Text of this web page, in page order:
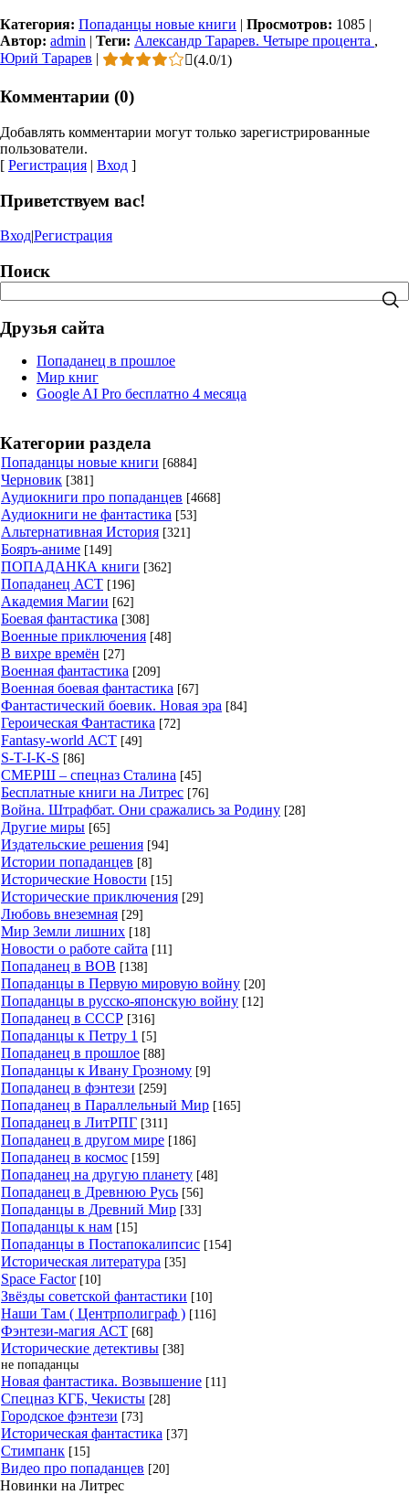
Категория: Попаданцы новые книги | Просмотров: 1085 |
Автор: admin | Теги: Александр Тарарев. Четыре процента ,
Юрий Тарарев | (4.0/1)
Комментарии (0)
Добавлять комментарии могут только зарегистрированные
пользователи.
[ Регистрация | Вход ]
Приветствуем вас!
Вход|Регистрация
Поиск
Друзья сайта
Попаданец в прошлое
Мир книг
Google AI Pro бесплатно 4 месяца
Категории раздела
Попаданцы новые книги [6884]
Черновик [381]
Аудиокниги про попаданцев [4668]
Аудиокниги не фантастика [53]
Альтернативная История [321]
Бояръ-аниме [149]
ПОПАДАНКА книги [362]
Попаданец АСТ [196]
Академия Магии [62]
Боевая фантастика [308]
Военные приключения [48]
В вихре времён [27]
Военная фантастика [209]
Военная боевая фантастика [67]
Фантастический боевик. Новая эра [84]
Героическая Фантастика [72]
Fantasy-world АСТ [49]
S-T-I-K-S [86]
СМЕРШ – спецназ Сталина [45]
Бесплатные книги на Литрес [76]
Война. Штрафбат. Они сражались за Родину [28]
Другие миры [65]
Издательские решения [94]
Истории попаданцев [8]
Исторические Новости [15]
Исторические приключения [29]
Любовь внеземная [29]
Мир Земли лишних [18]
Новости о работе сайта [11]
Попаданец в ВОВ [138]
Попаданцы в Первую мировую войну [20]
Попаданцы в русско-японскую войну [12]
Попаданец в СССР [316]
Попаданцы к Петру 1 [5]
Попаданец в прошлое [88]
Попаданцы к Ивану Грозному [9]
Попаданец в фэнтези [259]
Попаданец в Параллельный Мир [165]
Попаданец в ЛитРПГ [311]
Попаданец в другом мире [186]
Попаданец в космос [159]
Попаданец на другую планету [48]
Попаданец в Древнюю Русь [56]
Попаданцы в Древний Мир [33]
Попаданцы к нам [15]
Попаданцы в Постапокалипсис [154]
Историческая литература [35]
Space Factor [10]
Звёзды советской фантастики [10]
Наши Там ( Центрполиграф ) [116]
Фэнтези-магия АСТ [68]
Исторические детективы [38]
не попаданцы
Новая фантастика. Возвышение [11]
Спецназ КГБ, Чекисты [28]
Городское фэнтези [73]
Историческая фантастика [37]
Стимпанк [15]
Видео про попаданцев [20]
Новинки на Литрес